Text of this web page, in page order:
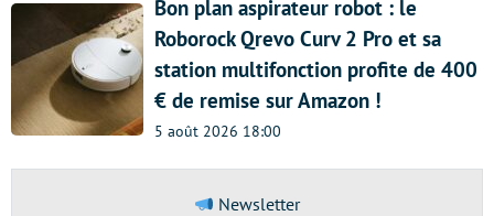
Bon plan aspirateur robot : le
Roborock Qrevo Curv 2 Pro et sa
station multifonction profite de 400
€ de remise sur Amazon !
5 août 2026 18:00
Newsletter